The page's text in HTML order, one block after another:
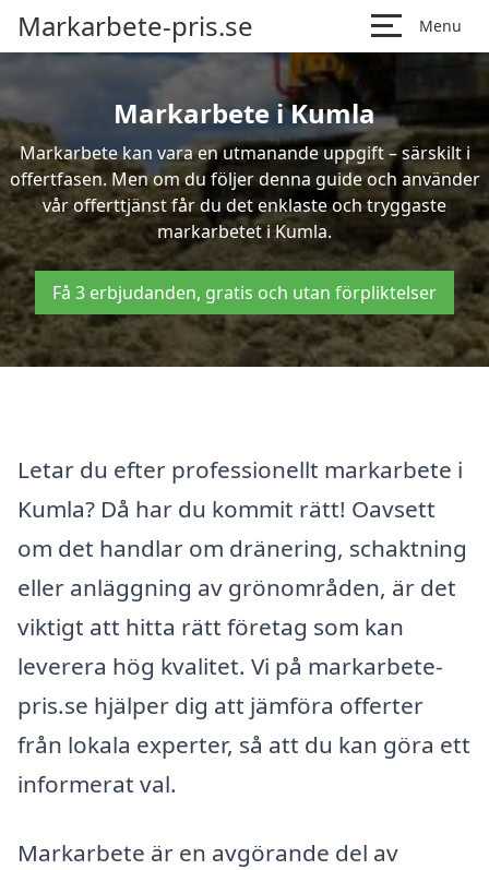
Markarbete-pris.se Menu
Markarbete i Kumla
Markarbete kan vara en utmanande uppgift – särskilt i
offertfasen. Men om du följer denna guide och använder
vår offerttjänst får du det enklaste och tryggaste
markarbetet i Kumla.
Få 3 erbjudanden, gratis och utan förpliktelser
Letar du efter professionellt markarbete i
Kumla? Då har du kommit rätt! Oavsett
om det handlar om dränering, schaktning
eller anläggning av grönområden, är det
viktigt att hitta rätt företag som kan
leverera hög kvalitet. Vi på markarbete-
pris.se hjälper dig att jämföra offerter
från lokala experter, så att du kan göra ett
informerat val.
Markarbete är en avgörande del av